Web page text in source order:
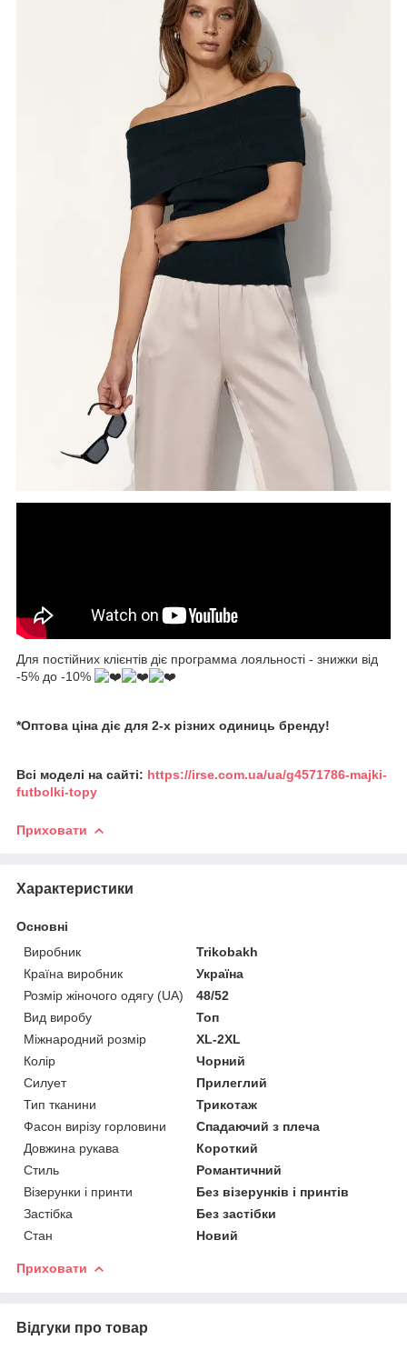
Для постійних клієнтів діє программа лояльності - знижки від
-5% до -10%
*Оптова ціна діє для 2-х різних одиниць бренду!
Всі моделі на сайті: https://irse.com.ua/ua/g4571786-majki-
futbolki-topy
Приховати
Характеристики
Основні
Виробник
Trikobakh
Країна виробник
Україна
Розмір жіночого одягу (UA)
48/52
Вид виробу
Топ
Міжнародний розмір
XL-2XL
Колір
Чорний
Силует
Прилеглий
Тип тканини
Трикотаж
Фасон вирізу горловини
Спадаючий з плеча
Довжина рукава
Короткий
Стиль
Романтичний
Візерунки і принти
Без візерунків і принтів
Застібка
Без застібки
Стан
Новий
Приховати
Відгуки про товар